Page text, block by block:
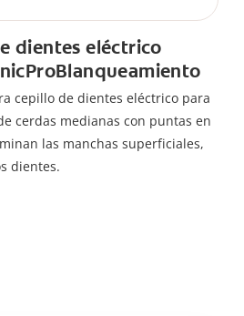
dientes eléctrico
cepillo de dientes eléctrico para
cerdas medianas con puntas en
las manchas superficiales,
dientes.